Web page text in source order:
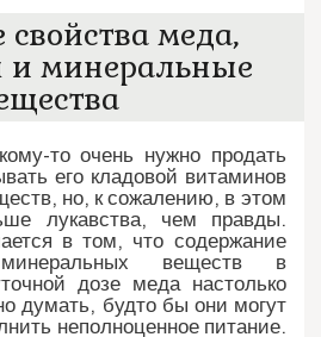
меда,
минеральные
то очень нужно продать
его кладовой витаминов
но, к сожалению, в этом
лукавства, чем правды.
в том, что содержание
веществ в
дозе меда настолько
думать, будто бы они могут
неполноценное питание.